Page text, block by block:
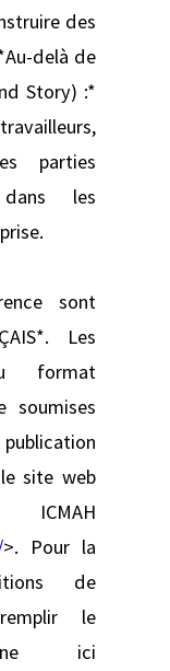
des
delà de
Story) :*
parties
dans les
sont
Les
format
soumises
site web
>. Pour la
de
le
ici